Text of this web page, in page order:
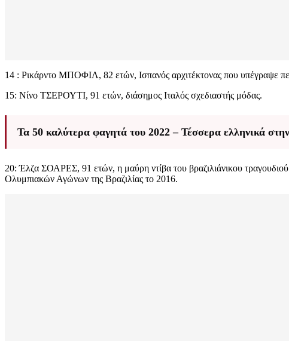
14 : Ρικάρντο ΜΠΟΦΙΛ, 82 ετών, Ισπανός αρχιτέκτονας που υπέγραψε
15: Νίνο ΤΣΕΡΟΥΤΙ, 91 ετών, διάσημος Ιταλός σχεδιαστής μόδας.
Τα 50 καλύτερα φαγητά του 2022 – Τέσσερα ελληνικά
20: Έλζα ΣΟΑΡΕΣ, 91 ετών, η μαύρη ντίβα του βραζιλιάνικου
Ολυμπιακών Αγώνων της Βραζιλίας το 2016.